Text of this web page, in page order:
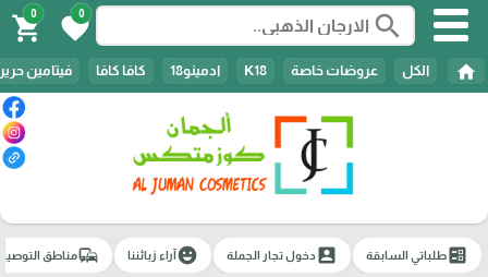
search
0
favorite
0
shopping_cart
home الكل عروضات خاصة K18 ادمينو18 كافا كافا فيتامين حرير
ballotطلباتي السابقة account_boxدخول تجار الجملة emoji_emotionsآراء زبائننا commuteمناطق